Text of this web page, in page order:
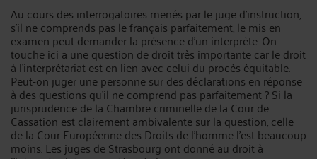
Au cours des interrogatoires menés par le juge d’instruction,
s’il ne comprends pas le français parfaitement, le mis en
examen peut demander la présence d’un interprète. On
touche ici a une question de droit très importante car le droit
à l’interprétariat est en lien avec celui du procès équitable.
Peut-on juger une personne sur des déclarations en réponse
à des questions qu’il ne comprend pas parfaitement ? Si la
jurisprudence de la Chambre criminelle de la Cour de
Cassation est clairement ambivalente sur la question, celle
de la Cour Européenne des Droits de l’homme l’est beaucoup
moins. Les juges de Strasbourg ont donné au droit à